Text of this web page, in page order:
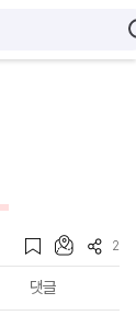
2
댓글